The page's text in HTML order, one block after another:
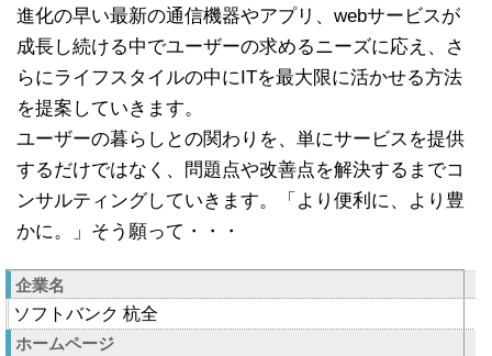
進化の早い最新の通信機器やアプリ、webサービスが
成長し続ける中でユーザーの求めるニーズに応え、さ
らにライフスタイルの中にITを最大限に活かせる方法
を提案していきます。
ユーザーの暮らしとの関わりを、単にサービスを提供
するだけではなく、問題点や改善点を解決するまでコ
ンサルティングしていきます。「より便利に、より豊
かに。」そう願って・・・
企業名
ソフトバンク 杭全
ホームページ